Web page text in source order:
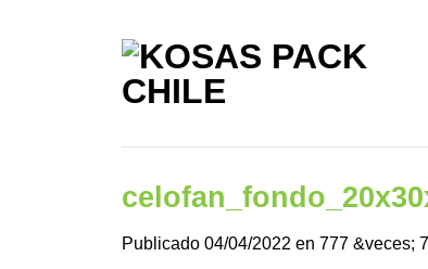
Publicado 04/04/2022 en 777 &veces;